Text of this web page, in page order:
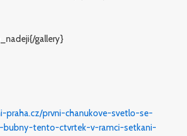
gallery}
praha.cz/prvni-chanukove-svetlo-se-
bubny-tento-ctvrtek-v-ramci-setkani-